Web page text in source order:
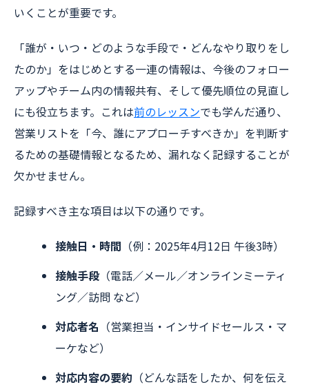
いくことが重要です。
「誰が・いつ・どのような手段で・どんなやり取りをし
たのか」をはじめとする一連の情報は、今後のフォロー
アップやチーム内の情報共有、そして優先順位の見直し
にも役立ちます。これは前のレッスンでも学んだ通り、
営業リストを「今、誰にアプローチすべきか」を判断す
るための基礎情報となるため、漏れなく記録することが
欠かせません。
記録すべき主な項目は以下の通りです。
接触日・時間 （例：2025年4月12日 午後3時）
接触手段 （電話／メール／オンラインミーティ
ング／訪問 など）
対応者名 （営業担当・インサイドセールス・マ
ーケなど）
対応内容の要約 （どんな話をしたか、何を伝え